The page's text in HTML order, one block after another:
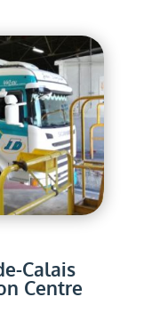
Calais
Centre